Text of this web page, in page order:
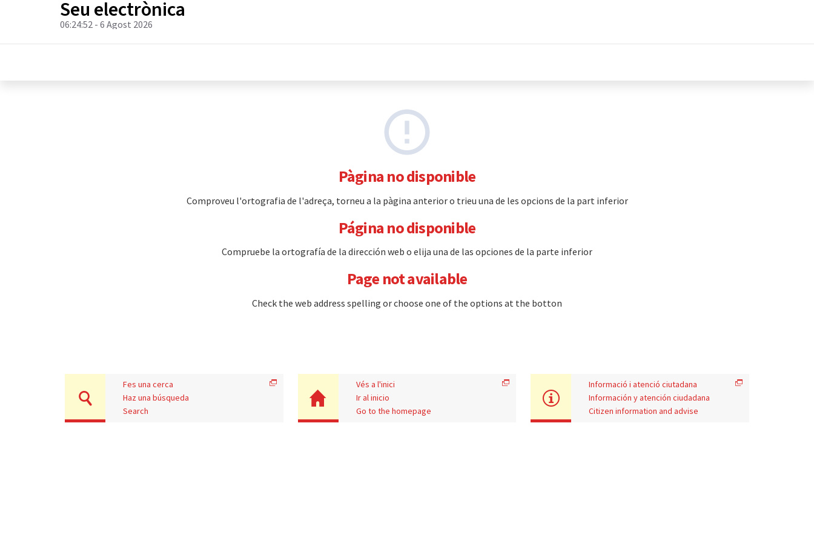
Seu electrònica
06:24:52 - 6 Agost 2026
Pàgina no disponible
Comproveu l'ortografia de l'adreça, torneu a la pàgina anterior o trieu una de les opcions de la part inferior
Página no disponible
Compruebe la ortografía de la dirección web o elija una de las opciones de la parte inferior
Page not available
Check the web address spelling or choose one of the options at the botton
Fes una cerca
Haz una búsqueda
Search
Vés a l'inici
Ir al inicio
Go to the homepage
Informació i atenció ciutadana
Información y atención ciudadana
Citizen information and advise